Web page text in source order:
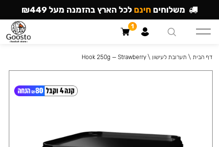
דף הבית \ תערובת לעישון \
Hook 250g — Strawberry
משלוחים חינם לכל הארץ בהזמנה מעל ₪449
1